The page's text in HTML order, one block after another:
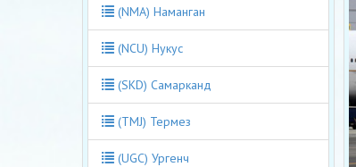
(NMA) Наманган
(NCU) Нукус
(SKD) Самарканд
(TMJ) Термез
(UGC) Ургенч